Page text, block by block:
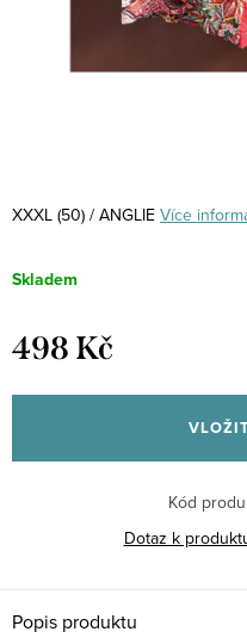
XXXL (50) / ANGLIE Více
Skladem
498 Kč
cena:
Kód
Dotaz k
Popis produktu